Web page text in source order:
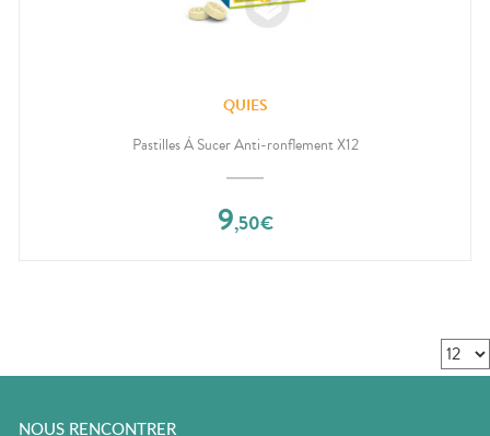
QUIES
Pastilles À Sucer Anti-ronflement X12
9,50€
NOUS RENCONTRER